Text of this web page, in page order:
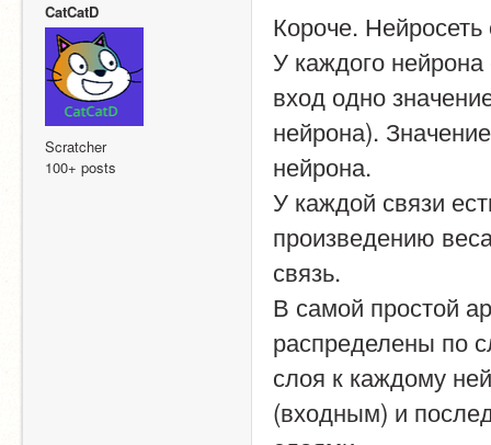
CatCatD
Scratcher
100+ posts
Короче.
У каждого
вход одно
нейрона).
нейрона.
У каждой связи
произведению
связь.
В самой простой
распределены по
слоя к каждому
(входным) и